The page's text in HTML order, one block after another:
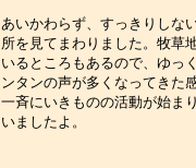
あいかわらず、すっきりしな
所を見てまわりました。牧草
いるところもあるので、ゆっ
ンタンの声が多くなってきた
一斉にいきものの活動が始ま
いま